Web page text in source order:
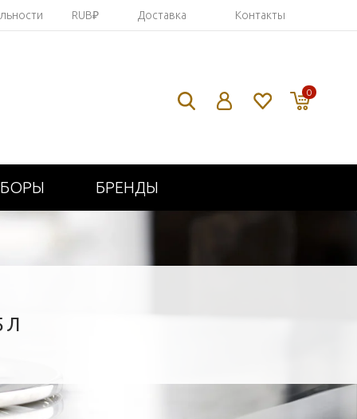
RUB₽ Доставка Контакты
0
БРЕНДЫ